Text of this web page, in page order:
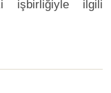
işbirliğiyle ilgili